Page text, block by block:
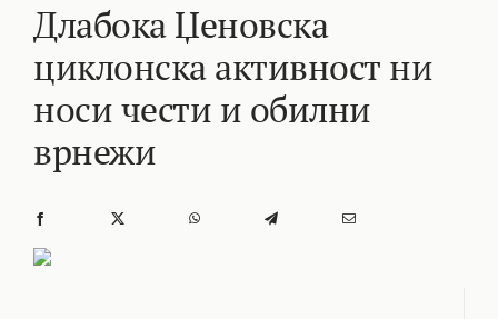
КОНТАКТ
Длабока Џеновска
циклонска активност ни
носи чести и обилни
врнежи